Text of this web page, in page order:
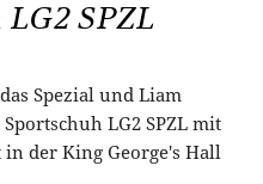
SPZL
Spezial und Liam
LG2 SPZL mit
der King George's Hall